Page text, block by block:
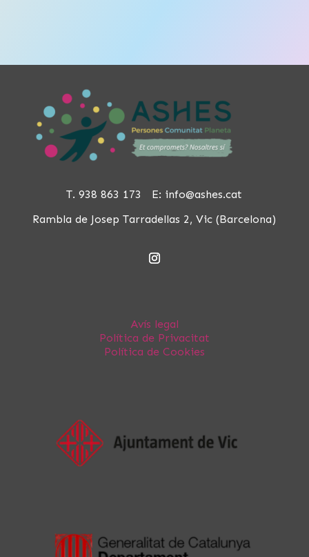
T. 938 863 173 E: info@ashes.cat
Rambla de Josep Tarradellas 2, Vic (Barcelona)
Avís legal
Política de Privacitat
Política de Cookies